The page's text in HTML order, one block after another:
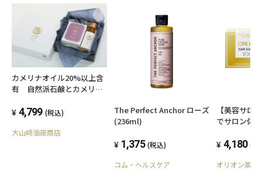
カメリナオイル20%以上含
有 自然派石鹸とカメリナ
4,799 (税込)
大山崎油座商店
The Perfect Anchor ローズ
(236ml)
1,375 (税込)
コム・ヘルスケア
【美容サロ
でサロン体
4,180 (税
オリオン薬販